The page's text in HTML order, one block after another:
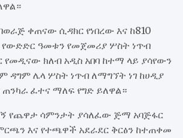
ቀጠናው ሲዳክር የነበረው እና ከ810
የውድድር ዓመቱን የመጀመሪያ ሦስት ነጥብ
ክለብ አዲስ አበባ ከተማ ላይ ያሳየውን
ዳግም ሌላ ሦስት ነጥብ ለማግኘት ነገ ከሀዲያ
ፈተና ማለፍ የግድ ይለዋል።
የጨዋታ ሳምንታት ያሳለፈው ጅማ አባጅፋር
እና የተጫዋች አደራደር ቅርፅን ከተጠቀመ